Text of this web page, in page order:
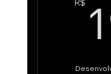
R$